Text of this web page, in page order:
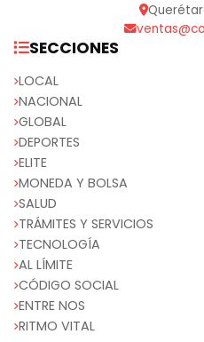
SECCIONES
LOCAL
NACIONAL
GLOBAL
DEPORTES
ELITE
MONEDA Y BOLSA
SALUD
TRÁMITES Y SERVICIOS
TECNOLOGÍA
AL LÍMITE
CÓDIGO SOCIAL
ENTRE NOS
RITMO VITAL